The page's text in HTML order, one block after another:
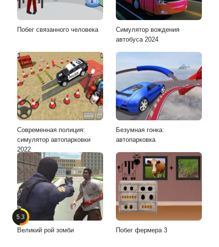
Побег связанного человека
Симулятор вождения
автобуса 2024
Современная полиция:
симулятор автопарковки
2022
Безумная гонка:
автопарковка
5.3
Великий рой зомби Побег фермера 3